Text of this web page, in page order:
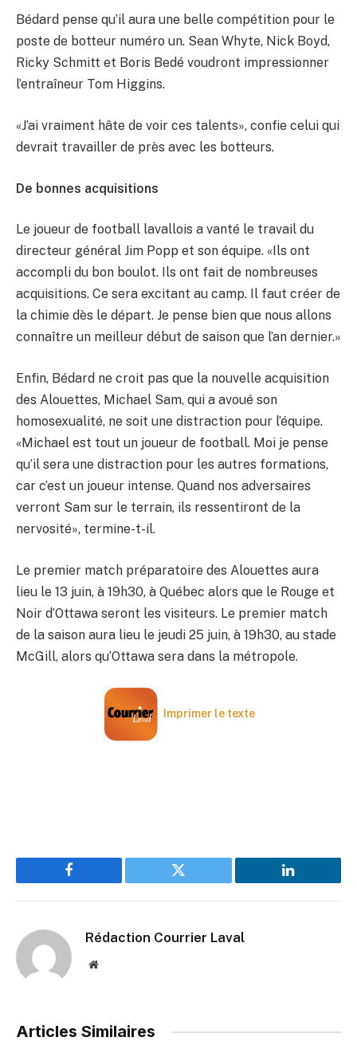
Bédard pense qu’il aura une belle compétition pour le
poste de botteur numéro un. Sean Whyte, Nick Boyd,
Ricky Schmitt et Boris Bedé voudront impressionner
l’entraîneur Tom Higgins.
«J’ai vraiment hâte de voir ces talents», confie celui qui
devrait travailler de près avec les botteurs.
De bonnes acquisitions
Le joueur de football lavallois a vanté le travail du
directeur général Jim Popp et son équipe. «Ils ont
accompli du bon boulot. Ils ont fait de nombreuses
acquisitions. Ce sera excitant au camp. Il faut créer de
la chimie dès le départ. Je pense bien que nous allons
connaître un meilleur début de saison que l’an dernier.»
Enfin, Bédard ne croit pas que la nouvelle acquisition
des Alouettes, Michael Sam, qui a avoué son
homosexualité, ne soit une distraction pour l’équipe.
«Michael est tout un joueur de football. Moi je pense
qu’il sera une distraction pour les autres formations,
car c’est un joueur intense. Quand nos adversaires
verront Sam sur le terrain, ils ressentiront de la
nervosité», termine-t-il.
Le premier match préparatoire des Alouettes aura
lieu le 13 juin, à 19h30, à Québec alors que le Rouge et
Noir d’Ottawa seront les visiteurs. Le premier match
de la saison aura lieu le jeudi 25 juin, à 19h30, au stade
McGill, alors qu’Ottawa sera dans la métropole.
Imprimer le texte
Facebook Twitter LinkedIn
Rédaction Courrier Laval
Website
Articles Similaires